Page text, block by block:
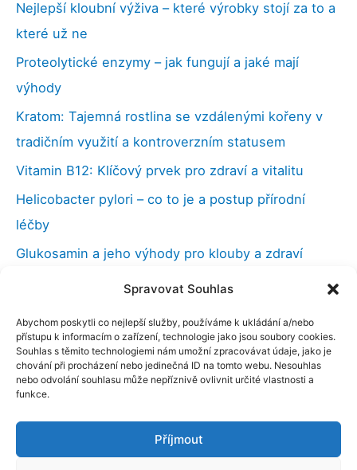
Spravovat Souhlas
Abychom poskytli co nejlepší služby, používáme k ukládání a/nebo
přístupu k informacím o zařízení, technologie jako jsou soubory cookies.
Souhlas s těmito technologiemi nám umožní zpracovávat údaje, jako je
chování při procházení nebo jedinečná ID na tomto webu. Nesouhlas
nebo odvolání souhlasu může nepříznivě ovlivnit určité vlastnosti a
funkce.
Příjmout
Nejlepší kloubní výživa – které výrobky stojí za to a
které už ne
Proteolytické enzymy – jak fungují a jaké mají
výhody
Kratom: Tajemná rostlina se vzdálenými kořeny v
tradičním využití a kontroverzním statusem
Vitamin B12: Klíčový prvek pro zdraví a vitalitu
Helicobacter pylori – co to je a postup přírodní
léčby
Glukosamin a jeho výhody pro klouby a zdraví
Vilcacora (kočičí dráp), účinky a použití v medicíně
kloubů
Nootropika – chytré drogy a naše paměť
Copyright © 2026 ELANATURA s.r.o. | Elanatura